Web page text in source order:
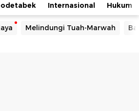
Internasional Hukum
Melindungi Tuah-Marwah